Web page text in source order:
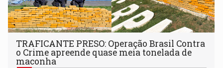
TRAFICANTE PRESO: Operação Brasil Contra
o Crime apreende quase meia tonelada de
maconha